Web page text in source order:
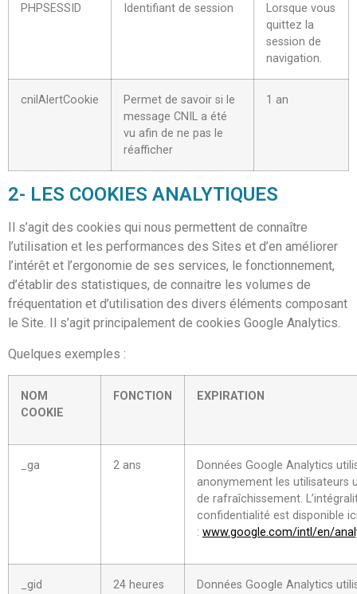
PHPSESSID Identifiant de session
Lorsque vous
quittez la
session de
navigation.
cnilAlertCookie
Permet de savoir si le
message CNIL a été
vu afin de ne pas le
réafficher
1 an
2- LES COOKIES ANALYTIQUES
Il s’agit des cookies qui nous permettent de connaître
l’utilisation et les performances des Sites et d’en améliorer
l’intérêt et l’ergonomie de ses services, le fonctionnement,
d’établir des statistiques, de connaitre les volumes de
fréquentation et d’utilisation des divers éléments composant
le Site. Il s’agit principalement de cookies Google Analytics.
Quelques exemples :
NOM
COOKIE
FONCTION EXPIRATION
_ga 2 ans
Données Google Analytics
anonymement les utilisateurs
de rafraîchissement.
confidentialité est disponible
: www.google.com/intl/en/
_gid 24 heures
Données Google Analytics